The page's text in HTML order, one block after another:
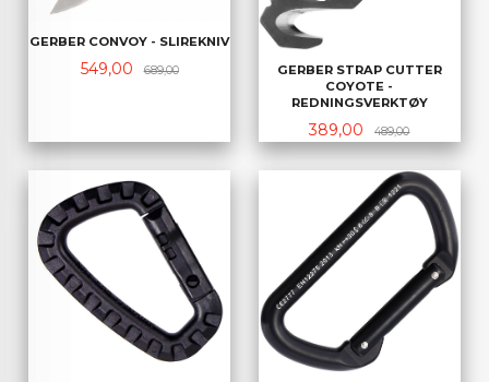
GERBER CONVOY - SLIREKNIV
Tilbud
549,00 689,00Rabatt
GERBER STRAP CUTTER
COYOTE -
REDNINGSVERKTØY
Tilbud
389,00 489,00Rabatt